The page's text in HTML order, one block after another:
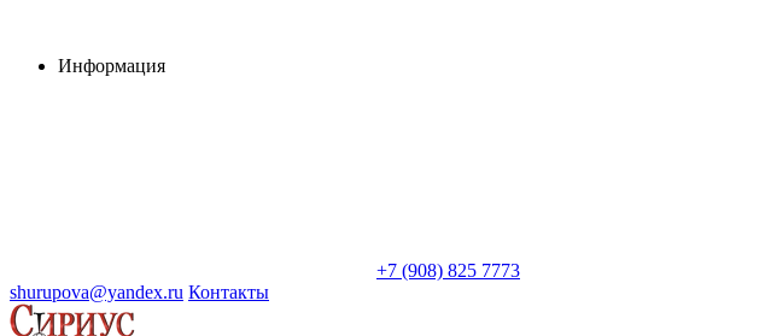
Информация
+7 (908) 825 7773
shurupova@yandex.ru Контакты